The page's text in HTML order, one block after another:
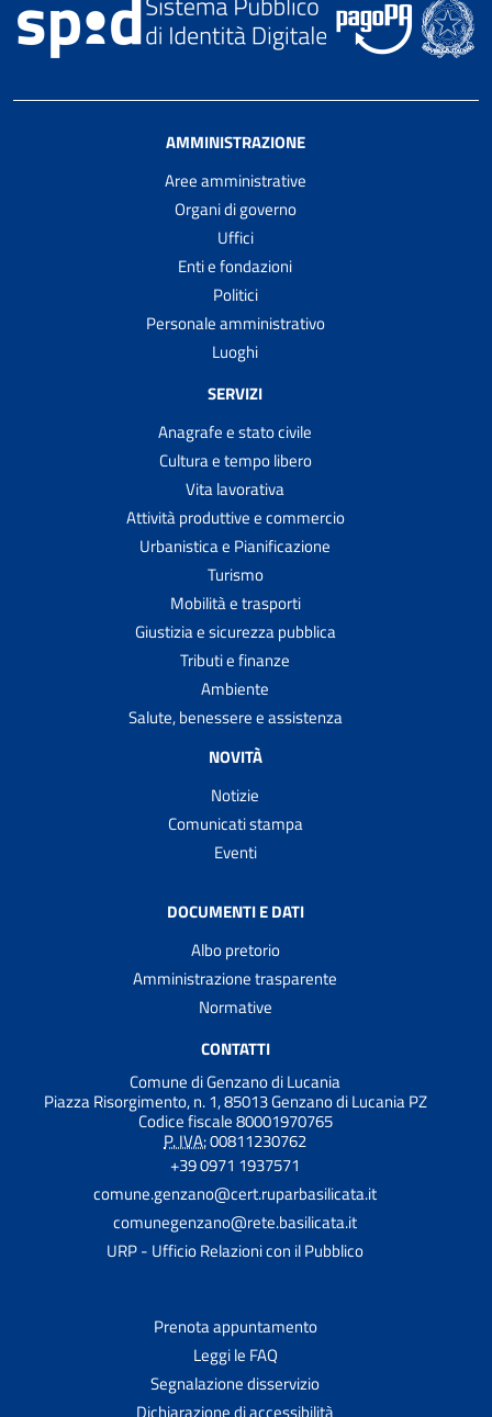
AMMINISTRAZIONE
Aree amministrative
Organi di governo
Uffici
Enti e fondazioni
Politici
Personale amministrativo
Luoghi
SERVIZI
Anagrafe e stato civile
Cultura e tempo libero
Vita lavorativa
Attività produttive e commercio
Urbanistica e Pianificazione
Turismo
Mobilità e trasporti
Giustizia e sicurezza pubblica
Tributi e finanze
Ambiente
Salute, benessere e assistenza
NOVITÀ
Notizie
Comunicati stampa
Eventi
DOCUMENTI E DATI
Albo pretorio
Amministrazione trasparente
Normative
CONTATTI
Comune di Genzano di Lucania
Piazza Risorgimento, n. 1, 85013 Genzano di Lucania PZ
Codice fiscale 80001970765
P. IVA:00811230762
+39 0971 1937571
comune.genzano@cert.ruparbasilicata.it
comunegenzano@rete.basilicata.it
URP - Ufficio Relazioni con il Pubblico
Prenota appuntamento
Leggi le FAQ
Segnalazione disservizio